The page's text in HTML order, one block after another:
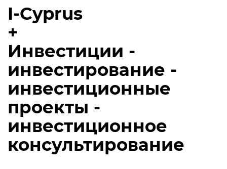
I-Cyprus
+
Инвестиции -
инвестирование -
инвестиционные
проекты -
инвестиционное
консультирование